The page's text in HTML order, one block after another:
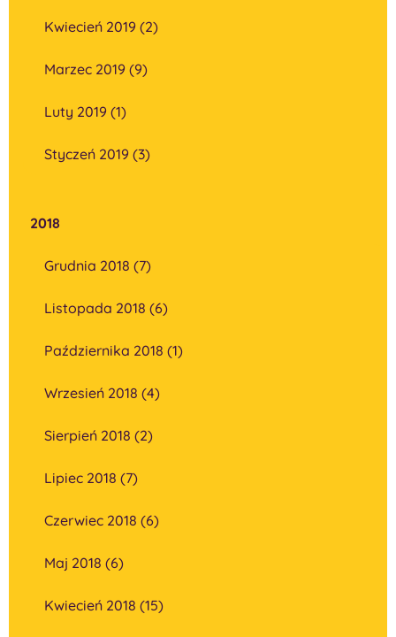
Kwiecień 2019 (2)
Marzec 2019 (9)
Luty 2019 (1)
Styczeń 2019 (3)
2018
Grudnia 2018 (7)
Listopada 2018 (6)
Października 2018 (1)
Wrzesień 2018 (4)
Sierpień 2018 (2)
Lipiec 2018 (7)
Czerwiec 2018 (6)
Maj 2018 (6)
Kwiecień 2018 (15)